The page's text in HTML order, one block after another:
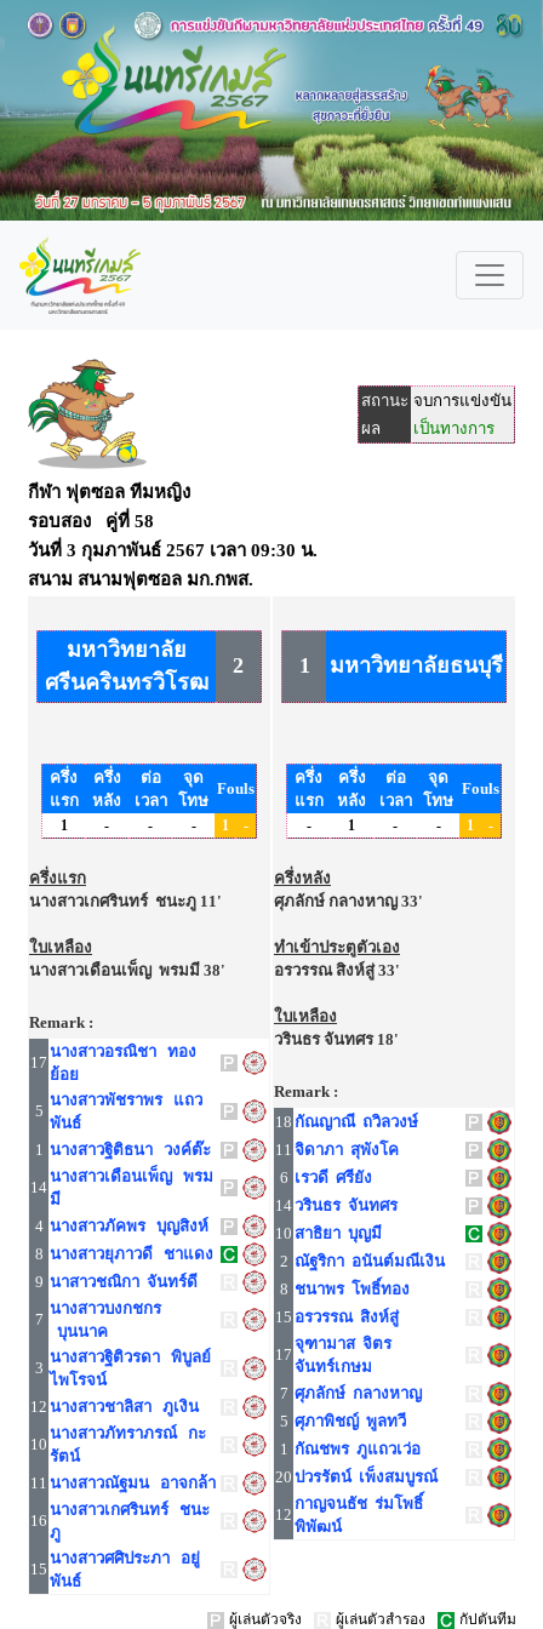
สถานะ จบการแข่งขัน
ผล
เป็นทางการ
กีฬา ฟุตซอล ทีมหญิง
รอบสอง คู่ที่ 58
วันที่ 3 กุมภาพันธ์ 2567 เวลา 09:30 น.
สนาม สนามฟุตซอล มก.กพส.
มหาวิทยาลัย
ศรีนครินทรวิโรฒ
2
ครึ่ง
แรก
ครึ่ง
หลัง
ต่อ
เวลา
จุด
โทษ
Fouls
1 - - - 1 -
ครึ่งแรก
นางสาวเกศรินทร์ ชนะภู 11'
ใบเหลือง
นางสาวเดือนเพ็ญ พรมมี 38'
Remark :
17
นางสาวอรณิชา ทอง
ย้อย
5
นางสาวพัชราพร แถว
พันธ์
1 นางสาวฐิติธนา วงค์ต๊ะ
14
นางสาวเดือนเพ็ญ พรม
มี
4 นางสาวภัคพร บุญสิงห์
8 นางสาวยุภาวดี ชาแดง
9 นาสาวชณิกา จันทร์ดี
7
นางสาวบงกชกร
บุนนาค
3
นางสาวฐิติวรดา พิบูลย์
ไพโรจน์
12 นางสาวชาลิสา ภูเงิน
10
นางสาวภัทราภรณ์ กะ
รัตน์
11 นางสาวณัฐมน อาจกล้า
16
นางสาวเกศรินทร์ ชนะ
ภู
15
นางสาวศศิประภา อยู่
พันธ์
1 มหาวิทยาลัยธนบุรี
ครึ่ง
แรก
ครึ่ง
หลัง
ต่อ
เวลา
จุด
โทษ
Fouls
- 1 - - 1 -
ครึ่งหลัง
ศุภลักษ์ กลางหาญ 33'
ทำเข้าประตูตัวเอง
อรวรรณ สิงห์สู่ 33'
ใบเหลือง
วรินธร จันทศร 18'
Remark :
18 กัณญาณี ถวิลวงษ์
11 จิดาภา สุพังโค
6 เรวดี ศรียัง
14วรินธร จันทศร
10 สาธิยา บุญมี
2 ณัฐริกา อนันต์มณีเงิน
8 ชนาพร โพธิ์ทอง
15 อรวรรณ สิงห์สู่
17
จุฑามาส จิตร
จันทร์เกษม
7 ศุภลักษ์ กลางหาญ
5 ศุภาพิชญ์ พูลทวี
1 กัณชพร ภูแถวเว่อ
20 ปวรรัตน์ เพ็งสมบูรณ์
12
กาญจนธัช ร่มโพธิ์
พิพัฒน์
ผู้เล่นตัวจริง ผู้เล่นตัวสำรอง กัปตันทีม